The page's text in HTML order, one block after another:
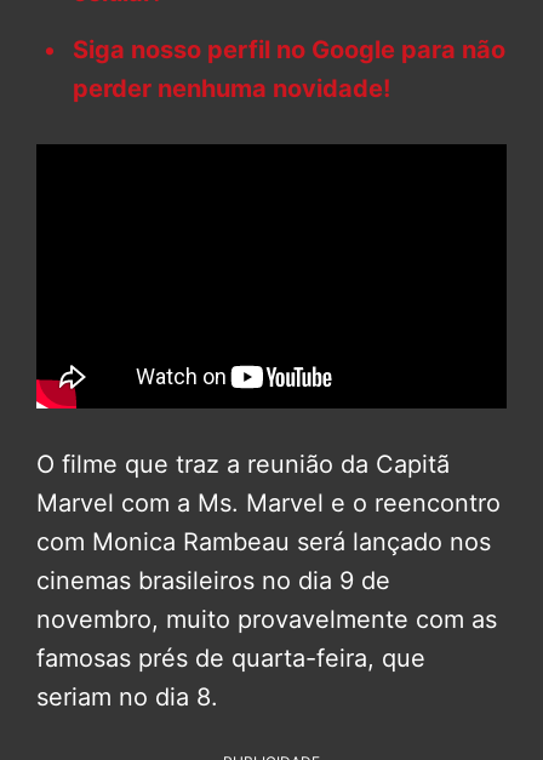
Siga nosso perfil no Google para não
perder nenhuma novidade!
O filme que traz a reunião da Capitã
Marvel com a Ms. Marvel e o reencontro
com Monica Rambeau será lançado nos
cinemas brasileiros no dia 9 de
novembro, muito provavelmente com as
famosas prés de quarta-feira, que
seriam no dia 8.